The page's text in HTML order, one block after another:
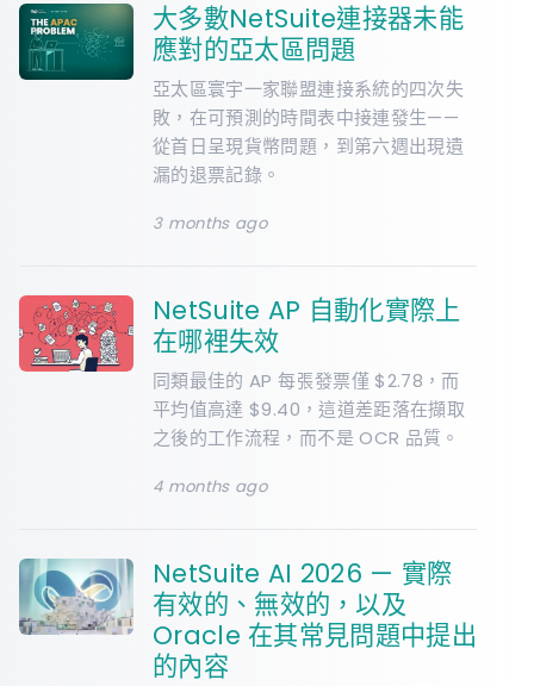
大多數NetSuite連接器未能
應對的亞太區問題
亞太區寰宇一家聯盟連接系統的四次失
敗，在可預測的時間表中接連發生——
從首日呈現貨幣問題，到第六週出現遺
漏的退票記錄。
3 months ago
NetSuite AP 自動化實際上
在哪裡失效
同類最佳的 AP 每張發票僅 $2.78，而
平均值高達 $9.40，這道差距落在擷取
之後的工作流程，而不是 OCR 品質。
4 months ago
NetSuite AI 2026 — 實際
有效的、無效的，以及
Oracle 在其常見問題中提出
的內容